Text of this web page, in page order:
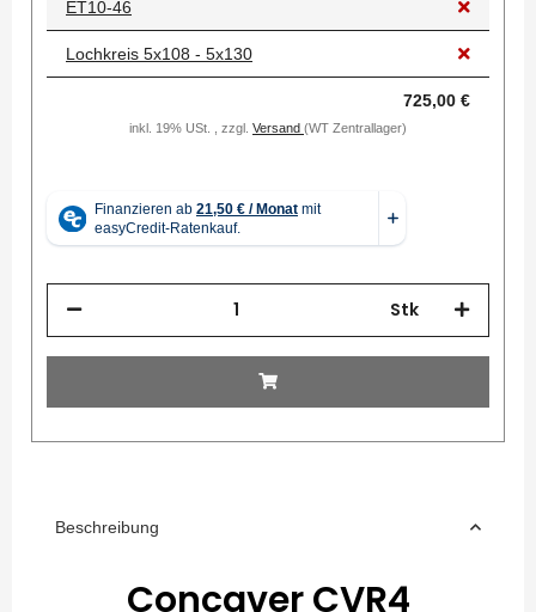
ET10-46
Lochkreis 5x108 - 5x130
725,00 €
inkl. 19% USt. , zzgl. Versand (WT Zentrallager)
Stk
Beschreibung
Concaver CVR4